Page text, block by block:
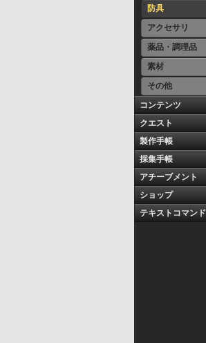
防具
アクセサリ
薬品・調理品
素材
その他
コンテンツ
クエスト
製作手帳
採集手帳
アチーブメント
ショップ
テキストコマンド